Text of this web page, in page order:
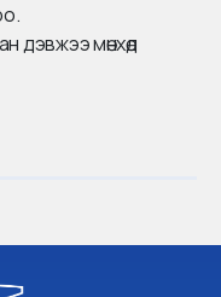
дэвжээ мөнхөд